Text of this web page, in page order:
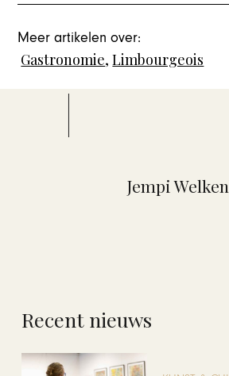
Meer artikelen over:
Gastronomie,Limbourgeois
Jempi
Recent nieuws